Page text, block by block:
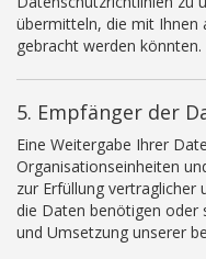
übermitteln, die mit Ihnen
gebracht werden könnten.
5. Empfänger der
Eine Weitergabe Ihrer
Organisationseinheiten
zur Erfüllung vertraglicher
die Daten benötigen oder
und Umsetzung unserer